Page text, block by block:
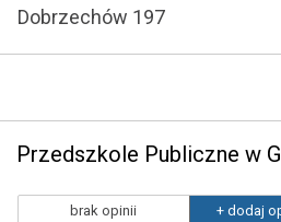
Dobrzechów 197
Przedszkole Publiczne w
brak opinii + dodaj